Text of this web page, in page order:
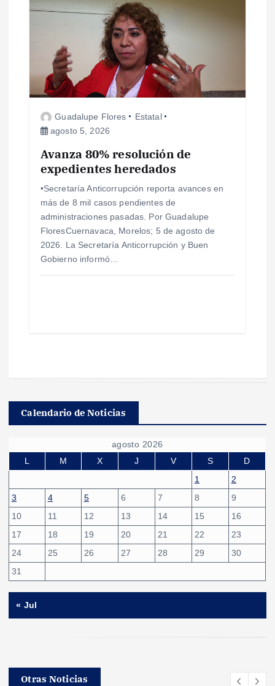
Guadalupe Flores
Estatal
agosto 5, 2026
Avanza 80% resolución de
expedientes heredados
•Secretaría Anticorrupción reporta avances en
más de 8 mil casos pendientes de
administraciones pasadas. Por Guadalupe
FloresCuernavaca, Morelos; 5 de agosto de
2026. La Secretaría Anticorrupción y Buen
Gobierno informó…
Calendario de Noticias
agosto 2026
L
M X J V S
D
1
2
3
4 5 6 7 8
9
10
11 12 13 14 15
16
17
18 19 20 21 22
23
24
25 26 27 28 29
30
31
« Jul
Otras Noticias